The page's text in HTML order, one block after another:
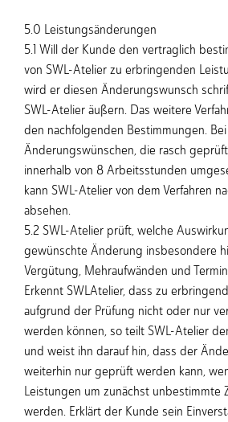
5.0 Leistungsänderungen
5.1 Will der Kunde den vertraglich
von SWL-Atelier zu erbringenden
wird er diesen Änderungswunsch
SWL-Atelier äußern. Das weitere
den nachfolgenden Bestimmungen. Bei
Änderungswünschen, die rasch
innerhalb von 8 Arbeitsstunden
kann SWL-Atelier von dem Verfahren
absehen.
5.2 SWL-Atelier prüft, welche
gewünschte Änderung insbesondere
Vergütung, Mehraufwänden und
Erkennt SWLAtelier, dass zu
aufgrund der Prüfung nicht oder nur
werden können, so teilt SWL-Atelier
und weist ihn darauf hin, dass der
weiterhin nur geprüft werden kann,
Leistungen um zunächst unbestimmte
werden. Erklärt der Kunde sein